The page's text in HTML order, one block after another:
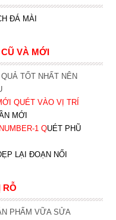
ĐÁ MÀI
VÀ MỚI
TỐT NHẤT NÊN
QUÉT VÀO VỊ TRÍ
MỚI
1QUÉT PHŨ
LẠI ĐOẠN NỐI
RỖ
PHẨM VỮA SỬA